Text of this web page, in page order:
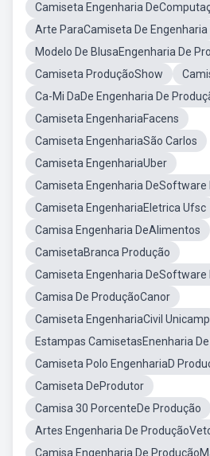
Camiseta Engenharia
Arte ParaCamiseta De Engenharia
Modelo De BlusaEngenharia De
Camiseta ProduçãoShow
Ca-Mi DaDe Engenharia De
Camiseta EngenhariaFacens
Camiseta EngenhariaSão Carlos
Camiseta EngenhariaUber
Camiseta Engenharia DeSoftware
Camiseta EngenhariaEletrica Ufsc
Camisa Engenharia DeAlimentos
CamisetaBranca Produção
Camiseta Engenharia DeSoftware
Camisa De ProduçãoCanor
Camiseta EngenhariaCivil Unicamp
Estampas CamisetasEnenharia
Camiseta Polo EngenhariaD
Camiseta DeProdutor
Camisa 30 PorcenteDe Produção
Artes Engenharia De
Camisa Engenharia De